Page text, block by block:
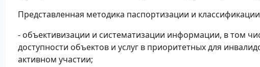
Представленная методика паспортизации и
- объективизации и систематизации информации, в том
доступности объектов и услуг в приоритетных для
активном участии;